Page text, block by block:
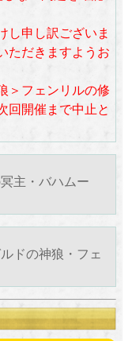
し申し訳ございま
ただきますようお
＞フェンリルの修
回開催まで中止と
主・バハムー
ドの神狼・フェ